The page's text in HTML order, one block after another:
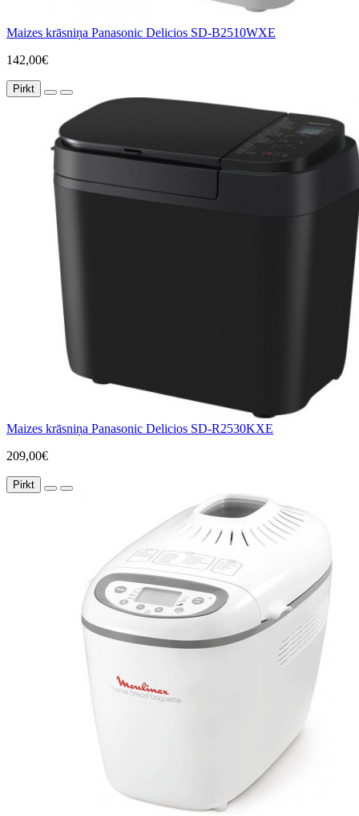
Maizes krāsniņa Panasonic Delicios SD-B2510WXE
142,00€
Pirkt
Maizes krāsniņa Panasonic Delicios SD-R2530KXE
209,00€
Pirkt